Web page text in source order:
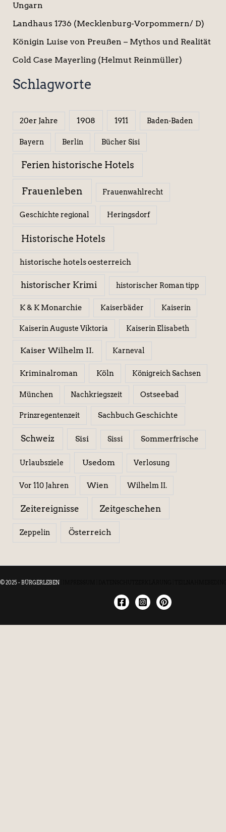
Ungarn
Landhaus 1736 (Mecklenburg-Vorpommern/ D)
Königin Luise von Preußen – Mythos und Realität
Cold Case Mayerling (Helmut Reinmüller)
Schlagworte
20er Jahre 1908 1911 Baden-Baden
Bayern Berlin Bücher Sisi
Ferien historische Hotels
Frauenleben Frauenwahlrecht
Geschichte regional Heringsdorf
Historische Hotels
historische hotels oesterreich
historischer Krimi historischer Roman tipp
K & K Monarchie Kaiserbäder Kaiserin
Kaiserin Auguste Viktoria Kaiserin Elisabeth
Kaiser Wilhelm II. Karneval
Kriminalroman Köln Königreich Sachsen
München Nachkriegszeit Ostseebad
Prinzregentenzeit Sachbuch Geschichte
Schweiz Sisi Sissi Sommerfrische
Urlaubsziele Usedom Verlosung
Vor 110 Jahren Wien Wilhelm II.
Zeitereignisse Zeitgeschehen
Zeppelin Österreich
© 2025 - BÜRGERLEBEN